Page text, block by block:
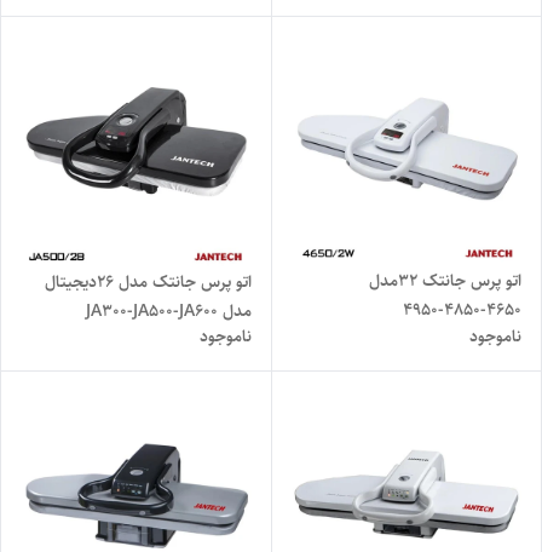
اتو پرس جانتک ۳۲مدل
۴۶۵۰-۴۸۵۰-۴۹۵۰
ناموجود
اتو پرس جانتک مدل ۲۶دیجیتال
مدل JA300-JA500-JA600
ناموجود